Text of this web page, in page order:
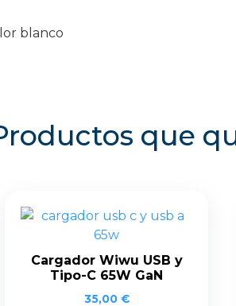
blanco
que
Cargador Wiwu USB y
Tipo-C 65W GaN
35,00 €